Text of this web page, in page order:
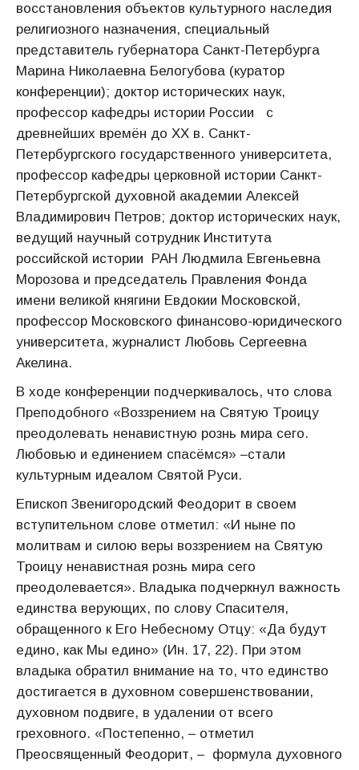
восстановления объектов культурного наследия
религиозного назначения, специальный
представитель губернатора Санкт-Петербурга
Марина Николаевна Белогубова (куратор
конференции); доктор исторических наук,
профессор кафедры истории России с
древнейших времён до ХХ в. Санкт-
Петербургского государственного университета,
профессор кафедры церковной истории Санкт-
Петербургской духовной академии Алексей
Владимирович Петров; доктор исторических наук,
ведущий научный сотрудник Института
российской истории РАН Людмила Евгеньевна
Морозова и председатель Правления Фонда
имени великой княгини Евдокии Московской,
профессор Московского финансово-юридического
университета, журналист Любовь Сергеевна
Акелина.
В ходе конференции подчеркивалось, что слова
Преподобного «Воззрением на Святую Троицу
преодолевать ненавистную рознь мира сего.
Любовью и единением спасёмся» –стали
культурным идеалом Святой Руси.
Епископ Звенигородский Феодорит в своем
вступительном слове отметил: «И ныне по
молитвам и силою веры воззрением на Святую
Троицу ненавистная рознь мира сего
преодолевается». Владыка подчеркнул важность
единства верующих, по слову Спасителя,
обращенного к Его Небесному Отцу: «Да будут
едино, как Мы едино» (Ин. 17, 22). При этом
владыка обратил внимание на то, что единство
достигается в духовном совершенствовании,
духовном подвиге, в удалении от всего
греховного. «Постепенно, – отметил
Преосвященный Феодорит, – формула духовного